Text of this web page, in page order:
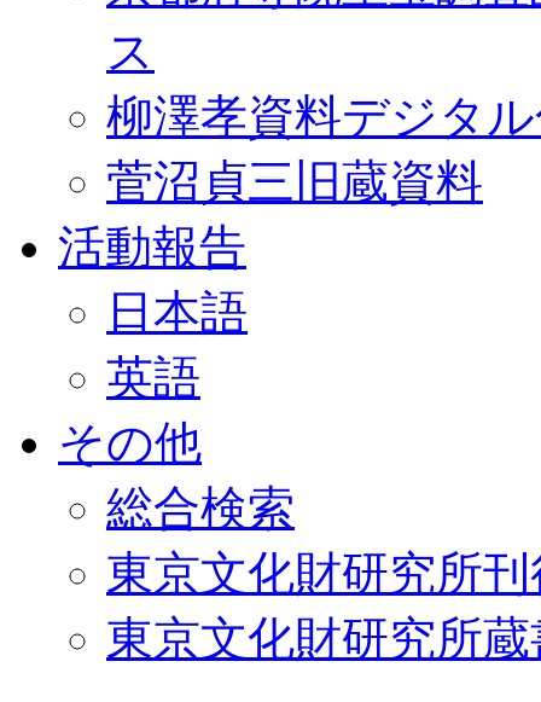
ス
柳澤孝資料デジタ
菅沼貞三旧蔵資料
活動報告
日本語
英語
その他
総合検索
東京文化財研究所
東京文化財研究所